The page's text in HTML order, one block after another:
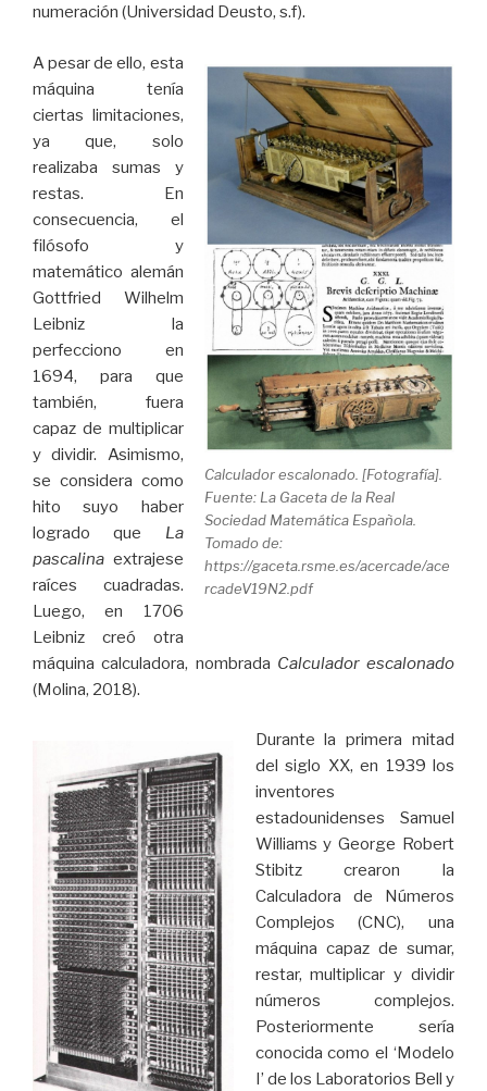
numeración (Universidad Deusto, s.f).
Calculador escalonado. [Fotografía].
Fuente: La Gaceta de la Real
Sociedad Matemática Española.
Tomado de:
https://gaceta.rsme.es/acercade/ace
rcadeV19N2.pdf
A pesar de ello, esta
máquina tenía
ciertas limitaciones,
ya que, solo
realizaba sumas y
restas. En
consecuencia, el
filósofo y
matemático alemán
Gottfried Wilhelm
Leibniz la
perfecciono en
1694, para que
también, fuera
capaz de multiplicar
y dividir. Asimismo,
se considera como
hito suyo haber
logrado que La
pascalina extrajese
raíces cuadradas.
Luego, en 1706
Leibniz creó otra
máquina calculadora, nombrada Calculador escalonado
(Molina, 2018).
Durante la primera mitad
del siglo XX, en 1939 los
inventores
estadounidenses Samuel
Williams y George Robert
Stibitz crearon la
Calculadora de Números
Complejos (CNC), una
máquina capaz de sumar,
restar, multiplicar y dividir
números complejos.
Posteriormente sería
conocida como el ‘Modelo
I’ de los Laboratorios Bell y